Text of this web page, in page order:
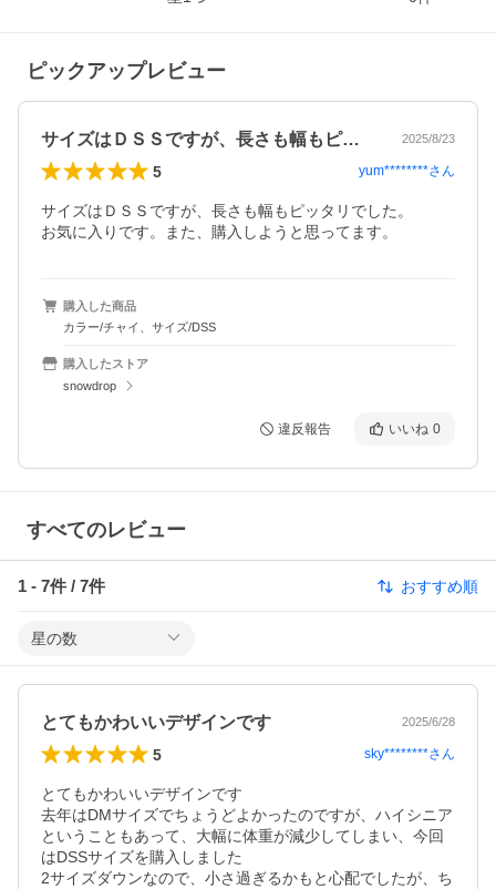
ピックアップレビュー
サイズはＤＳＳですが、長さも幅もピッタ… 2025/8/23
5 yum********さん
サイズはＤＳＳですが、長さも幅もピッタリでした。
お気に入りです。また、購入しようと思ってます。
購入した商品
カラー/チャイ、サイズ/DSS
購入したストア
snowdrop
違反報告 いいね 0
すべてのレビュー
1 - 7件 / 7件 おすすめ順
星の数
とてもかわいいデザインです 2025/6/28
5 sky********さん
とてもかわいいデザインです
去年はDMサイズでちょうどよかったのですが、ハイシニア
ということもあって、大幅に体重が減少してしまい、今回
はDSSサイズを購入しました
2サイズダウンなので、小さ過ぎるかもと心配でしたが、ち